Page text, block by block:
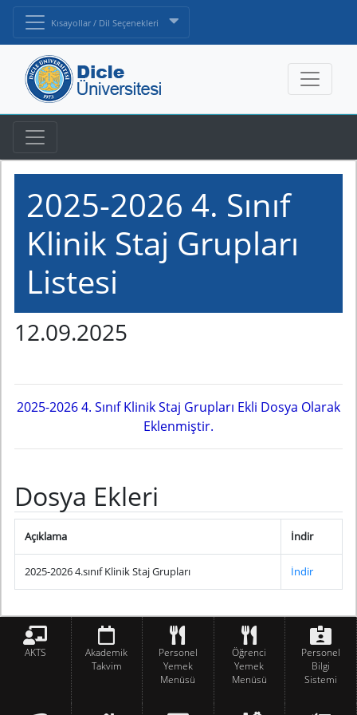
Kısayollar / Dil Seçenekleri
2025-2026 4. Sınıf
Klinik Staj Grupları
Listesi
12.09.2025
2025-2026 4. Sınıf Klinik Staj Grupları Ekli Dosya Olarak
Eklenmiştir.
Dosya Ekleri
Açıklama İndir
2025-2026 4.sınıf Klinik Staj Grupları İndir
AKTS
Akademik
Takvim
Personel
Yemek
Menüsü
Öğrenci
Yemek
Menüsü
Personel
Bilgi
Sistemi